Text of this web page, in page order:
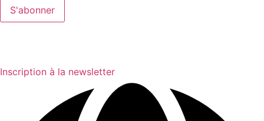
Inscription à la newsletter